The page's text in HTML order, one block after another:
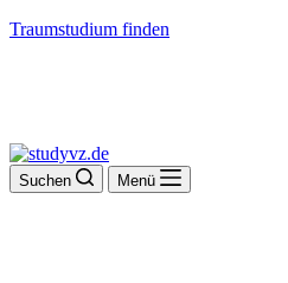
Traumstudium finden
Suchen Menü